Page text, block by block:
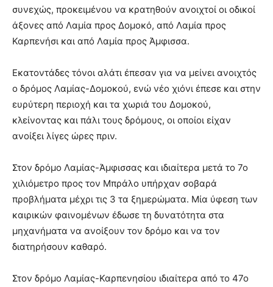
συνεχώς, προκειμένου να κρατηθούν ανοιχτοί οι οδικοί
άξονες από Λαμία προς Δομοκό, από Λαμία προς
Καρπενήσι και από Λαμία προς Άμφισσα.
Εκατοντάδες τόνοι αλάτι έπεσαν για να μείνει ανοιχτός
ο δρόμος Λαμίας-Δομοκού, ενώ νέο χιόνι έπεσε και στην
ευρύτερη περιοχή και τα χωριά του Δομοκού,
κλείνοντας και πάλι τους δρόμους, οι οποίοι είχαν
ανοίξει λίγες ώρες πριν.
Στον δρόμο Λαμίας-Άμφισσας και ιδιαίτερα μετά το 7ο
χιλιόμετρο προς τον Μπράλο υπήρχαν σοβαρά
προβλήματα μέχρι τις 3 τα ξημερώματα. Μία ύφεση των
καιρικών φαινομένων έδωσε τη δυνατότητα στα
μηχανήματα να ανοίξουν τον δρόμο και να τον
διατηρήσουν καθαρό.
Στον δρόμο Λαμίας-Καρπενησίου ιδιαίτερα από το 47ο